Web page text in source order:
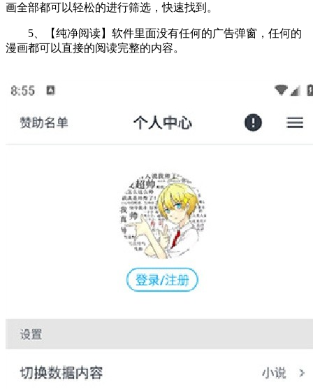
画全部都可以轻松的进行筛选，快速找到。
5、【纯净阅读】软件里面没有任何的广告弹窗，任何的
漫画都可以直接的阅读完整的内容。